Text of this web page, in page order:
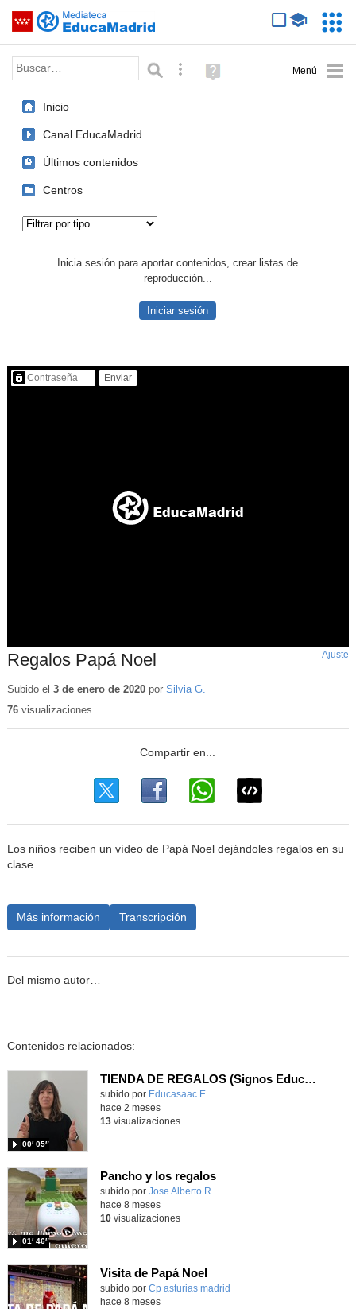
Saltar navegación
Palabra o frase: Búsqueda avanzada
Ayuda
(en
Inicio
Canal EducaMadrid
Últimos contenidos
Centros
Inicia sesión para aportar contenidos, crear listas de
reproducción...
Iniciar sesión
Contenido protegido…
Regalos Papá Noel Ajuste
Subido el 3 de enero de 2020por Silvia G.
76visualizaciones
Los niños reciben un vídeo de Papá Noel dejándoles regalos en su
clase
Más información Transcripción
Del mismo autor…
Contenidos relacionados:
TIENDA DE REGALOS (Signos EducaSAAC)
Contenido educativo.
subido por Educasaac E.
00′ 05″
hace 2 meses
13visualizaciones
Pancho y los regalos
Contenido educativo.
subido por Jose Alberto R.
01′ 46″
hace 8 meses
10visualizaciones
Visita de Papá Noel
Contenido educativo.
subido por Cp asturias madrid
hace 8 meses